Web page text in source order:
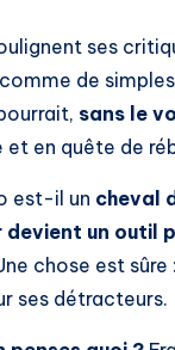
ses
de simples
sans le
et en quête de
est-il un cheval
devient un outil
chose est sûre
ses détracteurs.